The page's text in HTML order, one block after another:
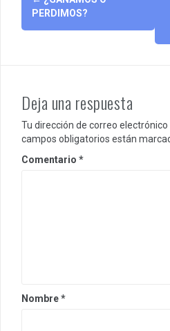
navigation
PERDIMOS?
Deja una respuesta
Tu dirección de correo electrónico
campos obligatorios están
Comentario *
Nombre*